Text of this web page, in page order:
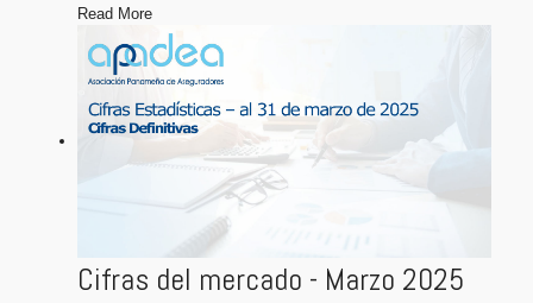
Read More
Cifras del mercado - Marzo 2025